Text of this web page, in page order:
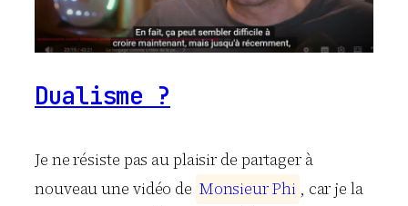
Dualisme ?
Je ne résiste pas au plaisir de partager à
nouveau une vidéo de MonsieurPhi , car je la